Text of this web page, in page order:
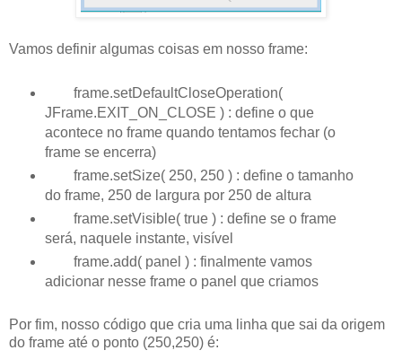
Vamos definir algumas coisas em nosso frame:
frame.setDefaultCloseOperation(
JFrame.EXIT_ON_CLOSE ) : define o que
acontece no frame quando tentamos fechar (o
frame se encerra)
frame.setSize( 250, 250 ) : define o tamanho
do frame, 250 de largura por 250 de altura
frame.setVisible( true ) : define se o frame
será, naquele instante, visível
frame.add( panel ) : finalmente vamos
adicionar nesse frame o panel que criamos
Por fim, nosso código que cria uma linha que sai da origem
do frame até o ponto (250,250) é: